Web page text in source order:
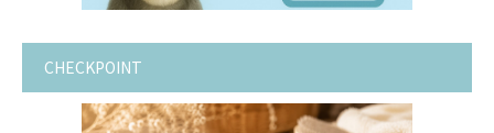
CHECKPOINT